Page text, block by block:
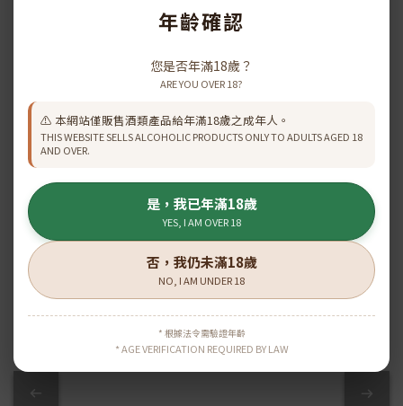
HINE 御鹿 X.O. 一級園干
HK$1,867.00
HINE 御鹿Cigar
Reserve X.O 干邑(70cl)
HK$1,368.00
\ 原箱優惠 /
年齡確認
您是否年滿18歲？
ARE YOU OVER 18?
⚠️ 本網站僅販售酒類產品給年滿18歲之成年人。
THIS WEBSITE SELLS ALCOHOLIC PRODUCTS ONLY TO ADULTS AGED 18
AND OVER.
是，我已年滿18歲
YES, I AM OVER 18
否，我仍未滿18歲
NO, I AM UNDER 18
* 根據法令需驗證年齡
* AGE VERIFICATION REQUIRED BY LAW